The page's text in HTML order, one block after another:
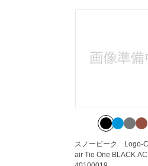
スノーピーク Logo-
air Tie One BLACK